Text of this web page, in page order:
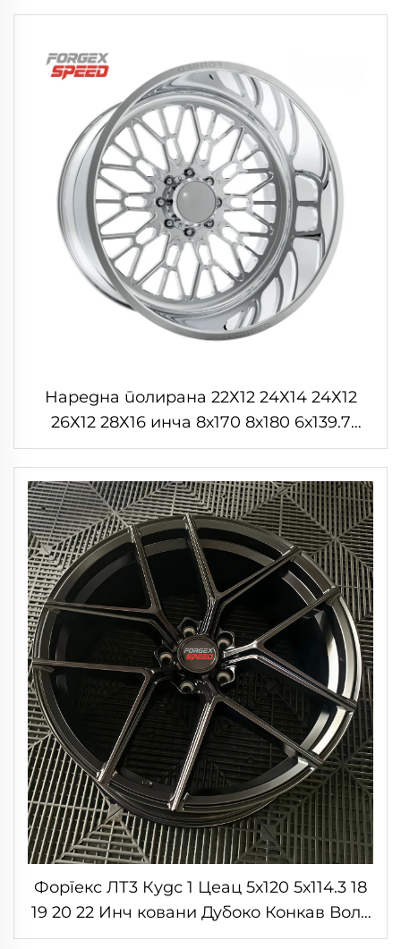
Наредна полирана 22Х12 24Х14 24Х12
26Х12 28Х16 инча 8х170 8х180 6х139.7
Лагирани ковани точки камиона за
Форд Ф-350 РАМ1500 2500 Рим
Форгекс ЛТ3 Кудс 1 Цеац 5х120 5х114.3 18
19 20 22 Инч ковани Дубоко Конкав Вола
за БМВ М2 М3 Ф80 Ауди Мерцедес АМГ